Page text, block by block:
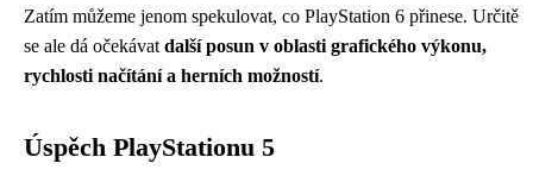
Zatím můžeme jenom spekulovat, co PlayStation 6 přinese. Určitě
se ale dá očekávat další posun v oblasti grafického výkonu,
rychlosti načítání a herních možností.
Úspěch PlayStationu 5